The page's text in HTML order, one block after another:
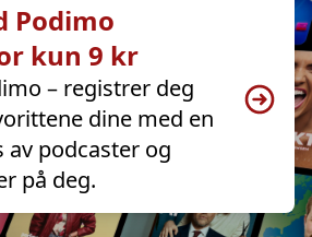
Podimo
kun 9 kr
– registrer deg
dine med en
av podcaster og
på deg.